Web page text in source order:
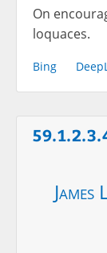
On
loquaces.
Bing
James